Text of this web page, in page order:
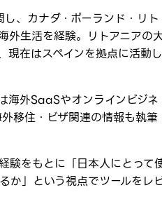
、カナダ・ポーランド・リト
外生活を経験。リトアニアの
現在はスペインを拠点に活動し
外SaaSやオンラインビジネ
移住・ビザ関連の情報も執筆
験をもとに「日本人にとって
か」という視点でツールをレ